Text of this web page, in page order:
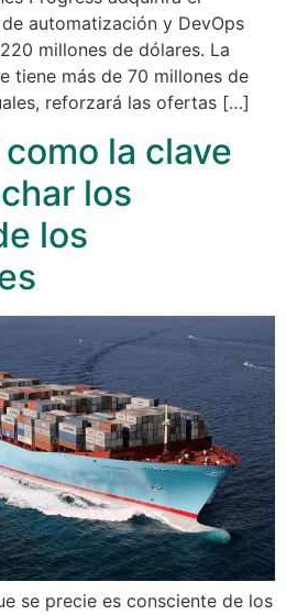
automatización y DevOps
millones de dólares. La
tiene más de 70 millones de
reforzará las ofertas […]
la clave
los
los
se precie es consciente de los